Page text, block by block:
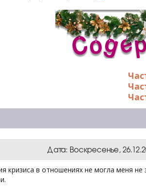
Дата: Воскресенье,
кризиса в отношениях не могла меня